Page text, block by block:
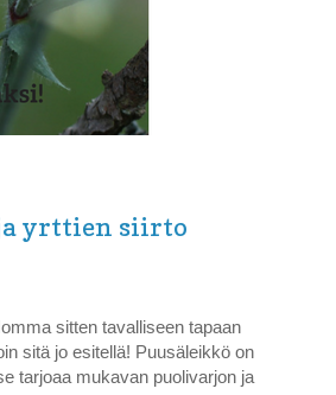
yrttien siirto
sitten tavalliseen tapaan
sitä jo esitellä! Puusäleikkö on
tarjoaa mukavan puolivarjon ja